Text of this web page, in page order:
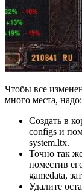
Чтобы все
много места, надо:
Создать в
configs и
system.ltx.
Точно так
поместив
gamedata,
Удалите